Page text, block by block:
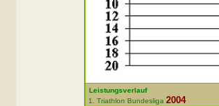
Leistungsverlauf
1. Triathlon Bundesliga 2004